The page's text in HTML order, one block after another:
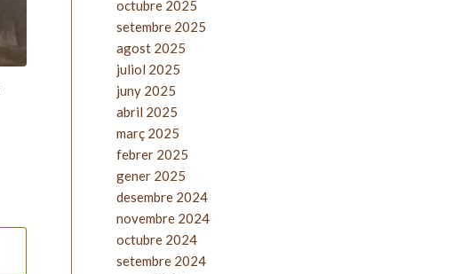
octubre 2025
setembre 2025
agost 2025
juliol 2025
juny 2025
abril 2025
març 2025
febrer 2025
gener 2025
desembre 2024
novembre 2024
octubre 2024
setembre 2024